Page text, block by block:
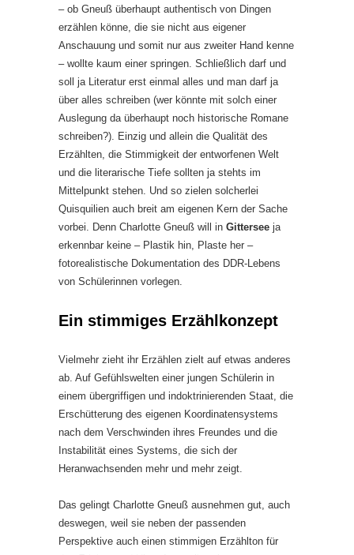
– ob Gneuß überhaupt authentisch von Dingen
erzählen könne, die sie nicht aus eigener
Anschauung und somit nur aus zweiter Hand kenne
– wollte kaum einer springen. Schließlich darf und
soll ja Literatur erst einmal alles und man darf ja
über alles schreiben (wer könnte mit solch einer
Auslegung da überhaupt noch historische Romane
schreiben?). Einzig und allein die Qualität des
Erzählten, die Stimmigkeit der entworfenen Welt
und die literarische Tiefe sollten ja stehts im
Mittelpunkt stehen. Und so zielen solcherlei
Quisquilien auch breit am eigenen Kern der Sache
vorbei. Denn Charlotte Gneuß will in Gittersee ja
erkennbar keine – Plastik hin, Plaste her –
fotorealistische Dokumentation des DDR-Lebens
von Schülerinnen vorlegen.
Ein stimmiges Erzählkonzept
Vielmehr zieht ihr Erzählen zielt auf etwas anderes
ab. Auf Gefühlswelten einer jungen Schülerin in
einem übergriffigen und indoktrinierenden Staat, die
Erschütterung des eigenen Koordinatensystems
nach dem Verschwinden ihres Freundes und die
Instabilität eines Systems, die sich der
Heranwachsenden mehr und mehr zeigt.
Das gelingt Charlotte Gneuß ausnehmen gut, auch
deswegen, weil sie neben der passenden
Perspektive auch einen stimmigen Erzählton für